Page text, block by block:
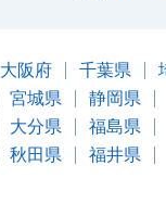
大阪府 千葉県
宮城県 静岡県
大分県 福島県
秋田県 福井県